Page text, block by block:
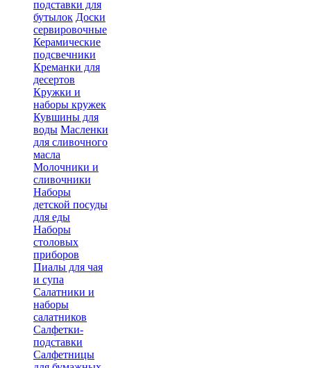
подставки для
бутылок Доски
сервировочные
Керамические
подсвечники
Креманки для
десертов
Кружки и
наборы кружек
Кувшины для
воды Масленки
для сливочного
масла
Молочники и
сливочники
Наборы
детской посуды
для еды
Наборы
столовых
приборов
Пиалы для чая
и супа
Салатники и
наборы
салатников
Салфетки-
подставки
Салфетницы